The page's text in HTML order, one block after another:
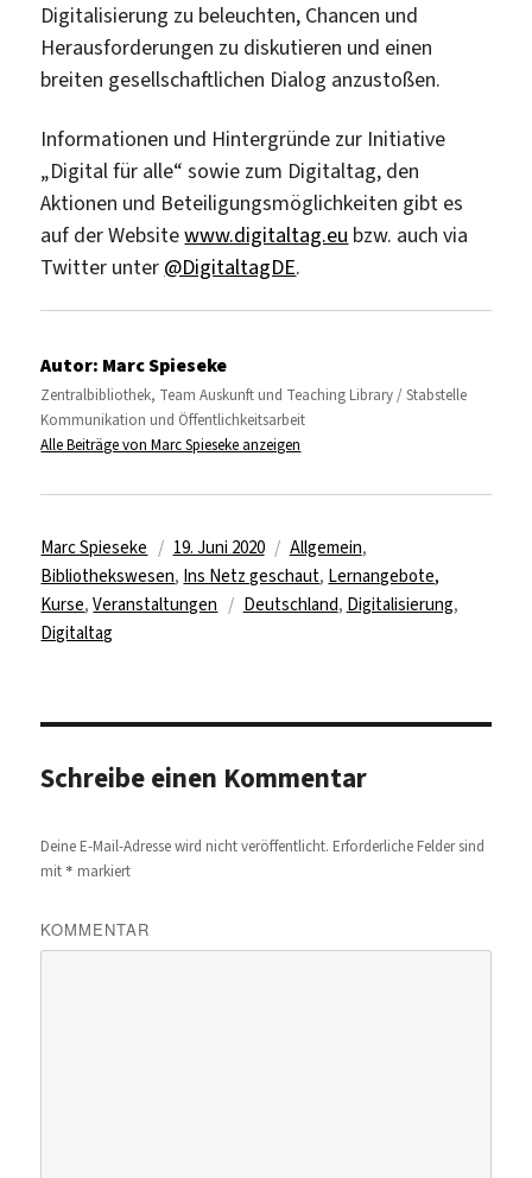
Digitalisierung zu beleuchten, Chancen und
Herausforderungen zu diskutieren und einen
breiten gesellschaftlichen Dialog anzustoßen.
Informationen und Hintergründe zur Initiative
„Digital für alle“ sowie zum Digitaltag, den
Aktionen und Beteiligungsmöglichkeiten gibt es
auf der Websitewww.digitaltag.eu bzw. auch via
Twitter unter @DigitaltagDE.
Autor: Marc Spieseke
Zentralbibliothek, Team Auskunft und Teaching Library / Stabstelle
Kommunikation und Öffentlichkeitsarbeit
Alle Beiträge von Marc Spieseke anzeigen
Autor
Marc Spieseke
Veröffentlicht
am
19. Juni 2020 Kategorien
Allgemein,
Bibliothekswesen, Ins Netz geschaut, Lernangebote,
Kurse,Veranstaltungen Schlagwörter
Deutschland, Digitalisierung,
Digitaltag
Schreibe einen Kommentar
Deine E-Mail-Adresse wird nicht veröffentlicht. Erforderliche Felder sind
mit * markiert
KOMMENTAR